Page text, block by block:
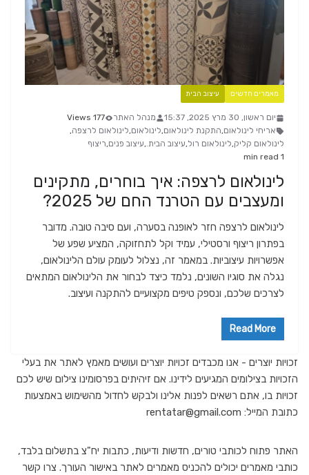
מאמרים חדשים עיצוב הבית
יום ראשון, 30 מרץ 2025, 15:37 מנהל האתר
177 Views
אריחי לינולאום,התקנת לינולאום,לינולאום,לינולאום לרצפה,
לינולאום קליק,לינולאום רול,עיצוב הבית.,עיצוב פנים,ריצוף
1 min read
לינולאום לרצפה: איך בוחרים, מתקינים
ומעצבים עם הטרנד החם של 2025?
לינולאום לרצפה חזר לאופנה בסערה, ועם סיבה טובה. מדובר
בפתרון ריצוף ורסטילי, עמיד וקל לתחזוקה, המציע שפע של
אפשרויות עיצוביות. במאמר זה, נצלול לעומק עולם הלינולאום,
נגלה את סוגיו השונים, נלמד כיצד לבחור את הלינולאום המתאים
לצרכים שלכם, ונספק טיפים מקצועיים להתקנה ועיצוב.
Read More
זכויות יוצרים - אנו מכבדים זכויות יוצרים ועושים מאמץ לאתר את בעלי
הזכויות בצילומים המגיעים לידינו. אם זיהיתים בפרסומינו צילום שיש לכם
זכויות בו, אתם רשאים לפנות אלינו ולבקש לחדול מהשימוש באמצעות
כתובת המייל: rentatar@gmail.com
האתר פתוח לכותבי טורים, חדשות ודיעות, כתבות יח"צ בתשלום בלבד,
כותבי מאמרים יכולים להכניס מאמרים לאתר באישור העורך. צרו קשר